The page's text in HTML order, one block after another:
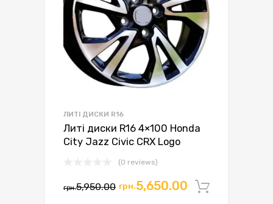
ЛИТІ ДИСКИ R16
Литі диски R16 4×100 Honda
City Jazz Civic CRX Logo
(0 reviews)
грн.5,950.00 Оригінальна
грн.5,650.00 Поточна